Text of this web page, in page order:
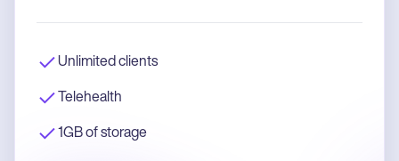
Unlimited clients
Telehealth
1GB of storage